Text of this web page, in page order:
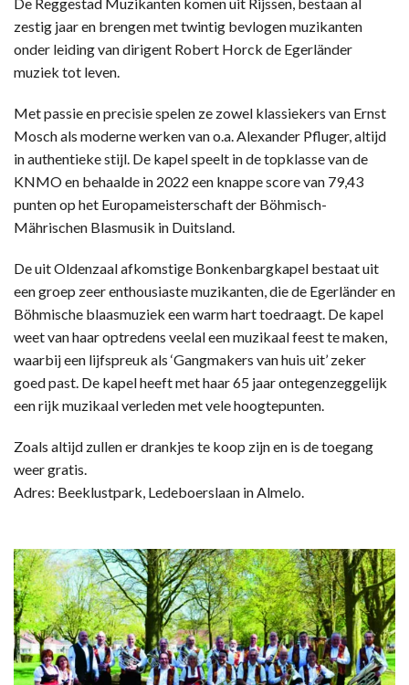
zestig jaar en brengen met twintig bevlogen muzikanten
onder leiding van dirigent Robert Horck de Egerländer
muziek tot leven.
Met passie en precisie spelen ze zowel klassiekers van Ernst
Mosch als moderne werken van o.a. Alexander Pfluger, altijd
in authentieke stijl. De kapel speelt in de topklasse van de
KNMO en behaalde in 2022 een knappe score van 79,43
punten op het Europameisterschaft der Böhmisch-
Mährischen Blasmusik in Duitsland.
De uit Oldenzaal afkomstige Bonkenbargkapel bestaat uit
een groep zeer enthousiaste muzikanten, die de Egerländer en
Böhmische blaasmuziek een warm hart toedraagt. De kapel
weet van haar optredens veelal een muzikaal feest te maken,
waarbij een lijfspreuk als ‘Gangmakers van huis uit’ zeker
goed past. De kapel heeft met haar 65 jaar ontegenzeggelijk
een rijk muzikaal verleden met vele hoogtepunten.
Zoals altijd zullen er drankjes te koop zijn en is de toegang
weer gratis.
Adres: Beeklustpark, Ledeboerslaan in Almelo.